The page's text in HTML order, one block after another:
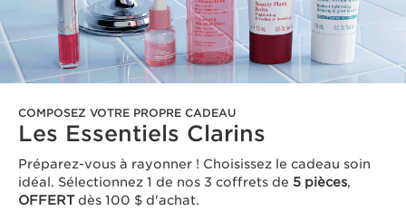
COMPOSEZ VOTRE PROPRE CADEAU
Les Essentiels Clarins
Préparez-vous à rayonner ! Choisissez le cadeau soin
idéal. Sélectionnez 1 de nos 3 coffrets de 5 pièces,
OFFERTdès 100 $ d'achat.